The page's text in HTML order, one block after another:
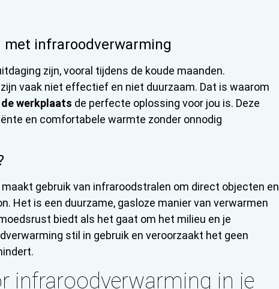
infraroodverwarming
zijn, vooral tijdens de koude maanden.
vaak niet effectief en niet duurzaam. Dat is waarom
werkplaats de perfecte oplossing voor jou is. Deze
en comfortabele warmte zonder onnodig
gebruik van infraroodstralen om direct objecten en
Het is een duurzame, gasloze manier van verwarmen
biedt als het gaat om het milieu en je
stil in gebruik en veroorzaakt het geen
infraroodverwarming in je